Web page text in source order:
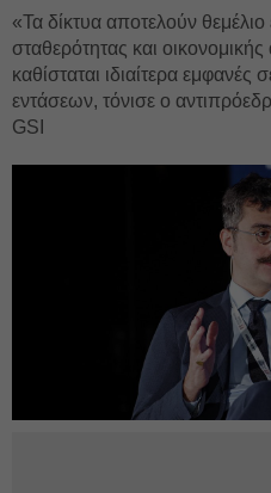
«Τα δίκτυα αποτελούν
σταθερότητας και
καθίσταται ιδιαίτερα
εντάσεων, τόνισε ο
GSI